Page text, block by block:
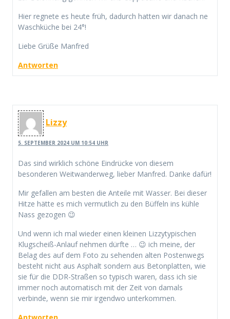
Hier regnete es heute früh, dadurch hatten wir danach ne
Waschküche bei 24°!
Liebe Grüße Manfred
Antworten
Lizzy
5. SEPTEMBER 2024 UM 10:54 UHR
Das sind wirklich schöne Eindrücke von diesem
besonderen Weitwanderweg, lieber Manfred. Danke dafür!
Mir gefallen am besten die Anteile mit Wasser. Bei dieser
Hitze hätte es mich vermutlich zu den Büffeln ins kühle
Nass gezogen 😉
Und wenn ich mal wieder einen kleinen Lizzytypischen
Klugscheiß-Anlauf nehmen dürfte … 😉 ich meine, der
Belag des auf dem Foto zu sehenden alten Postenwegs
besteht nicht aus Asphalt sondern aus Betonplatten, wie
sie für die DDR-Straßen so typisch waren, dass ich sie
immer noch automatisch mit der Zeit von damals
verbinde, wenn sie mir irgendwo unterkommen.